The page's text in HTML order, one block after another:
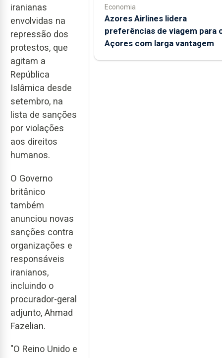
iranianas
envolvidas na
repressão dos
protestos, que
agitam a
República
Islâmica desde
setembro, na
lista de sanções
por violações
aos direitos
humanos.
O Governo
britânico
também
anunciou novas
sanções contra
organizações e
responsáveis
iranianos,
incluindo o
procurador-geral
adjunto, Ahmad
Fazelian.
"O Reino Unido e
Economia
Azores Airlines lidera
preferências de viagem para
Açores com larga vantagem